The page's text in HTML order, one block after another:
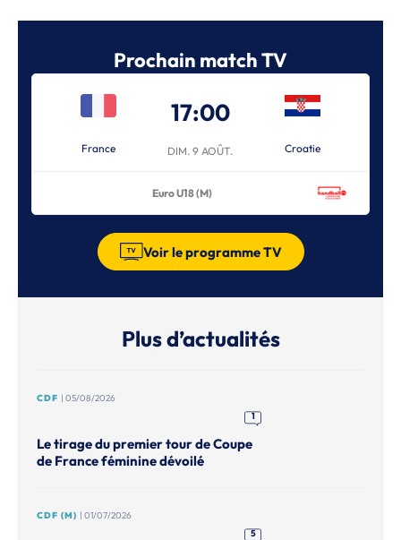
Prochain match TV
France
17:00
DIM. 9 AOÛT. Croatie
Euro U18 (M)
Voir le programme TV
Plus d’actualités
CDF | 05/08/2026
1
Le tirage du premier tour de Coupe
de France féminine dévoilé
CDF (M) | 01/07/2026
5